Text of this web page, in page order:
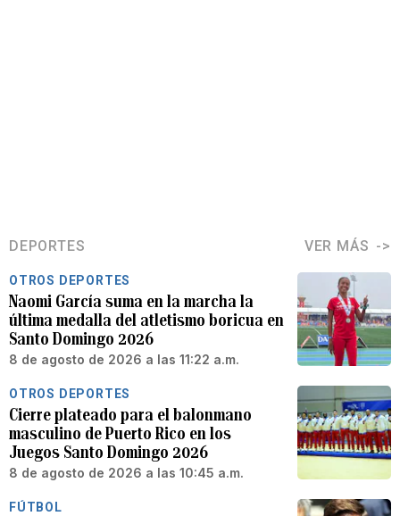
DEPORTES VER MÁS
OTROS DEPORTES
Naomi García suma en la marcha la
última medalla del atletismo boricua en
Santo Domingo 2026
8 de agosto de 2026 a las 11:22 a.m.
OTROS DEPORTES
Cierre plateado para el balonmano
masculino de Puerto Rico en los
Juegos Santo Domingo 2026
8 de agosto de 2026 a las 10:45 a.m.
FÚTBOL